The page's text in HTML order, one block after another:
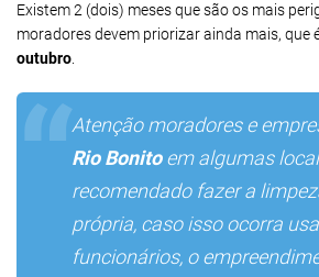
Existem 2 (dois) meses que são os mais
moradores devem priorizar ainda mais, que
outubro
Atenção moradores e
Rio Bonitoem algumas
recomendado fazer a
própria, caso isso ocorra
funcionários, o